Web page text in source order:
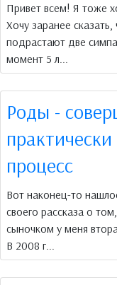
Привет всем! Я тоже
Хочу заранее
подрастают две
момент 5 л...
Роды -
процесс
Вот наконец-то
своего рассказа о
сыночком у меня
В 2008 г...